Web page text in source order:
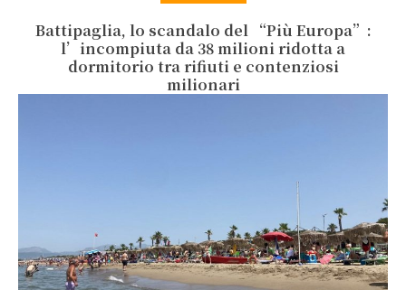
Battipaglia, lo scandalo del “Più Europa”:
l’incompiuta da 38 milioni ridotta a
dormitorio tra rifiuti e contenziosi
milionari